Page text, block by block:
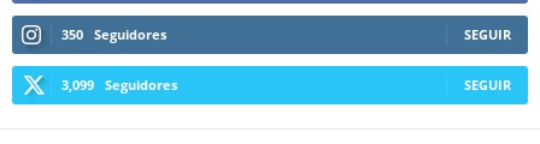
350 Seguidores SEGUIR
3,099 Seguidores SEGUIR